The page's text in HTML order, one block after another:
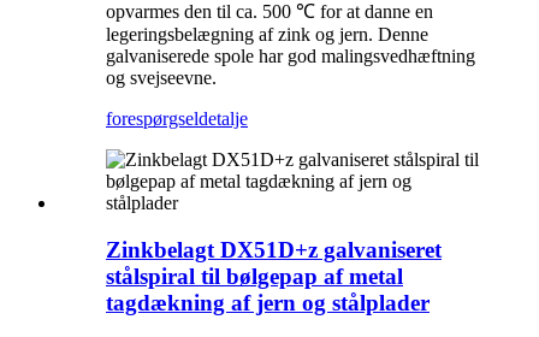
opvarmes den til ca. 500 ℃ for at danne en
legeringsbelægning af zink og jern. Denne
galvaniserede spole har god malingsvedhæftning
og svejseevne.
forespørgseldetalje
Zinkbelagt DX51D+z galvaniseret
stålspiral til bølgepap af metal
tagdækning af jern og stålplader